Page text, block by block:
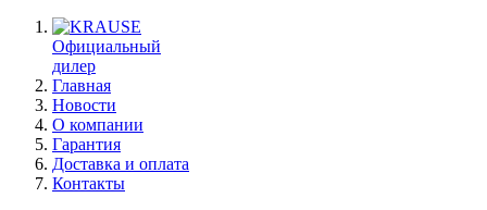
Официальный
дилер
Главная
Новости
О компании
Гарантия
Доставка и оплата
Контакты